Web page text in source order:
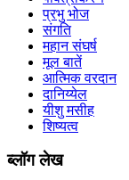
प्रभु भोज
संगति
महान संघर्ष
मूल बातें
आत्मिक वरदान
दानिय्येल
यीशु मसीह
शिष्यत्व
ब्लॉग लेख